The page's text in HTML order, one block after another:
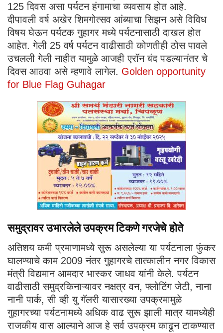
125 दिवस असा पर्यटन हंगामाचा व्यवसाय होत आहे.
दीपावली वर्ष अखेर शिमगोत्सव आंब्याचा सिझन असे विविध
विषय घेऊन पर्यटक गुहागर मध्ये पर्यटनासाठी दाखल होत
आहेत. गेली 25 वर्ष पर्यटन वाढीसाठी कोणतीही ठोस पावले
उचलली गेली नाहीत यामुळे आजही एरॉन बंद पडल्यानंतर चे
दिवस आठवा असे म्हणावे लागेल. Golden opportunity
for Blue Flag Guhagar
समुद्रावर उभारलेले उपक्रम टिकणे गरजेचे होते
अतिशय कमी प्रमाणामध्ये सुरू असलेल्या या पर्यटनाला फुंकर
घालण्याचे काम 2009 नंतर गुहागरचे तात्कालीन नगर विकास
मंत्री विद्यमान आमदार भास्कर जाधव यांनी केले. पर्यटन
वाढीसाठी समुद्रकिनाऱ्यावर नक्षत्र वन, फ्लोटिंग जेटी, नाना
नानी पार्क, सी व्ही यु गॅलरी यासारख्या उपक्रमामुळे
गुहागरच्या पर्यटनामध्ये अधिक वाढ सुरू झाली मात्र यामध्येही
राजकीय वास आल्याने आज हे सर्व उपक्रम काढून टाकण्यात